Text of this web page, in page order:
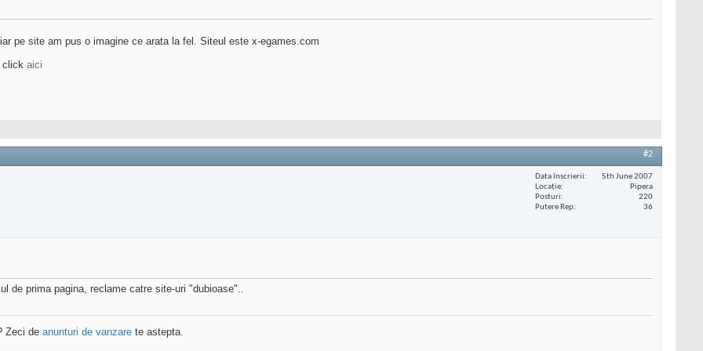
pe site am pus o imagine ce arata la fel. Siteul este x-egames.com
click aici
#2
Data înscrierii
5th June 2007
Locaţie
Pipera
Posturi
220
Putere Rep
36
de prima pagina, reclame catre site-uri "dubioase"..
Zeci de anunturi de vanzare te astepta.